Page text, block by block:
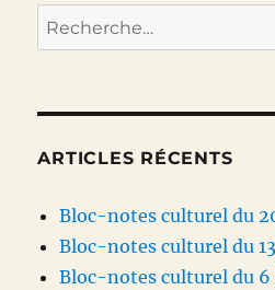
Recherche
pour :
ARTICLES RÉCENTS
Bloc-notes culturel du
Bloc-notes culturel du
Bloc-notes culturel du